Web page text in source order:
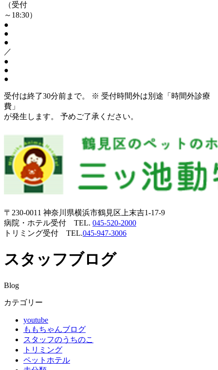
（受付
～18:30）
●
●
●
／
●
●
●
受付は終了30分前まで。 ※ 受付時間外は別途「時間外診療
費」
が発生します。 予めご了承ください。
〒230-0011 神奈川県横浜市鶴見区上末吉1-17-9
病院・ホテル受付 TEL. 045-520-2000
トリミング受付 TEL.045-947-3006
スタッフブログ
Blog
カテゴリー
youtube
ももちゃんブログ
スタッフのうちのこ
トリミング
ペットホテル